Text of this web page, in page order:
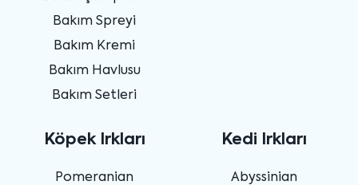
Bakım Spreyi
Bakım Kremi
Bakım Havlusu
Bakım Setleri
Köpek Irkları
Pomeranian
Kedi Irkları
Abyssinian